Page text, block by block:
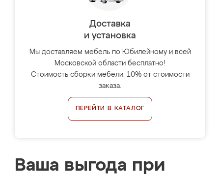
Доставка
и установка
Мы доставляем мебель по Юбилейному и всей
Московской области бесплатно!
Стоимость сборки мебели: 10% от стоимости
заказа.
ПЕРЕЙТИ В КАТАЛОГ
Ваша выгода при